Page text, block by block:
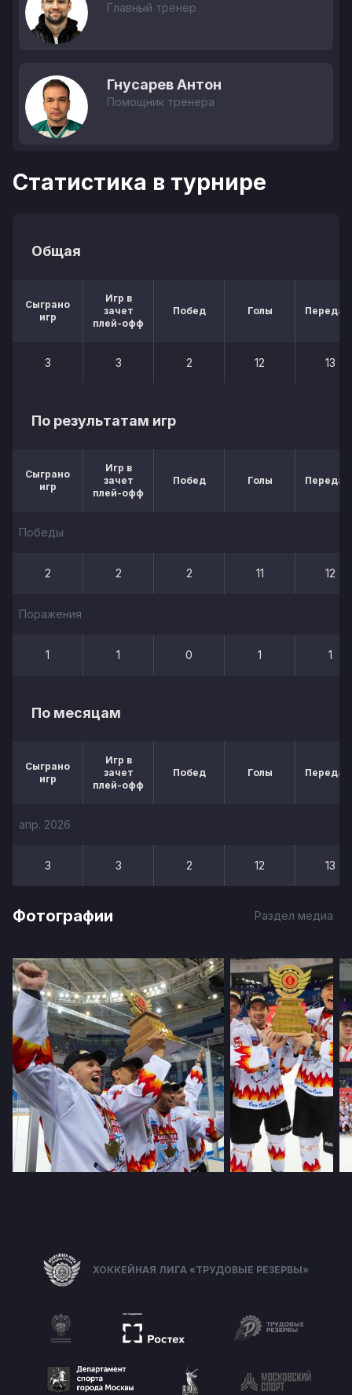
Главный тренер
Гнусарев Антон
Помощник тренера
Статистика в турнире
Общая
Сыграно
игр
Игр в
зачет
плей-офф
Побед Голы
3 3 2 12 13
По результатам игр
Сыграно
игр
Игр в
зачет
плей-офф
Побед Голы
Победы
2 2 2 11 12
Поражения
1 1 0 1 1
По месяцам
Сыграно
игр
Игр в
зачет
плей-офф
Побед Голы
апр. 2026
3 3 2 12 13
Фотографии Раздел медиа
ХОККЕЙНАЯ ЛИГА «ТРУДОВЫЕ РЕЗЕРВЫ»